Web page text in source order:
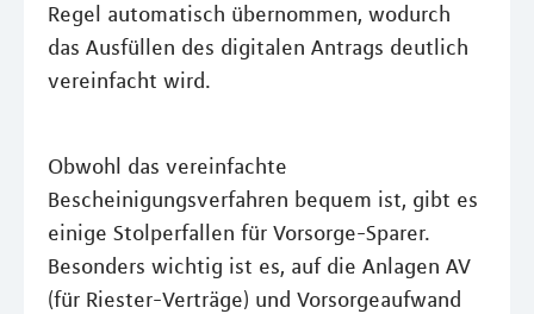
Regel automatisch übernommen, wodurch
das Ausfüllen des digitalen Antrags deutlich
vereinfacht wird.
Obwohl das vereinfachte
Bescheinigungsverfahren bequem ist, gibt es
einige Stolperfallen für Vorsorge-Sparer.
Besonders wichtig ist es, auf die Anlagen AV
(für Riester-Verträge) und Vorsorgeaufwand